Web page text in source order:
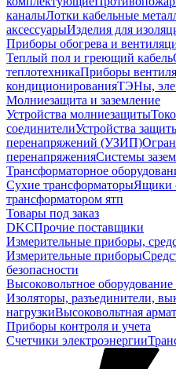
каналыЛотки кабельные
аксессуарыИзделия для
Приборы обогрева и
Теплый пол и греющий кабель
теплотехникаПриборы
кондиционированияТЭНы,
Молниезащита и заземление
Устройства молниезащиты
соединителиУстройства
перенапряжений (УЗИП)
перенапряженияСистемы
Трансформаторное
Сухие трансформаторыЯщики
трансформатором ятп
Товары под заказ
DKCПрочие поставщики
Измерительные приборы,
Измерительные приборы
безопасности
Высоковольтное
Изоляторы, разъединители,
нагрузкиВысоковольтная
Приборы контроля и учета
Счетчики электроэнергии